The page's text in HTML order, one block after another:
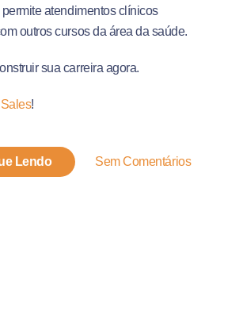
atendimentos clínicos
outros cursos da área da saúde.
sua carreira agora.
!
Lendo Sem Comentários